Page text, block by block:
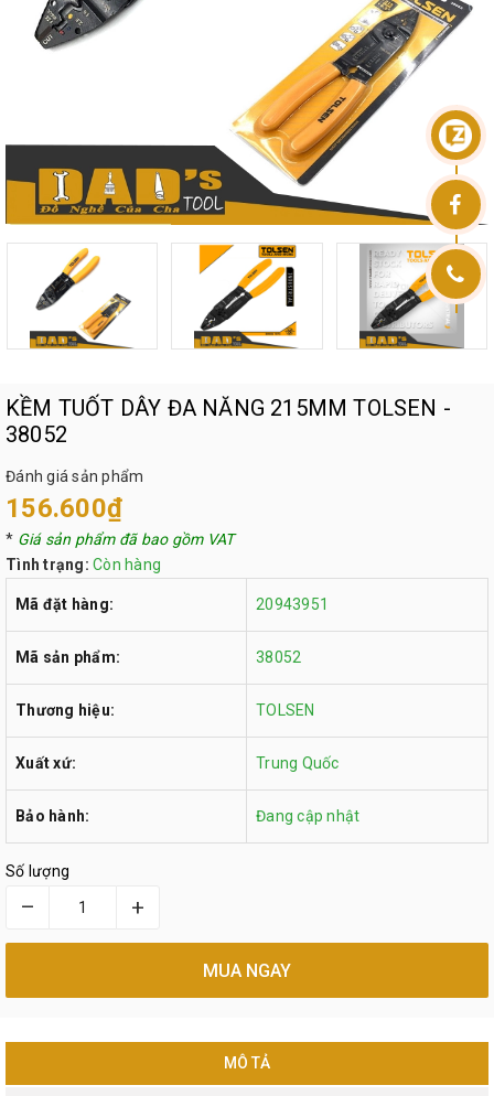
KỀM TUỐT DÂY ĐA NĂNG 215MM TOLSEN -
38052
Đánh giá sản phẩm
156.600₫
* Giá sản phẩm đã bao gồm VAT
Tình trạng: Còn hàng
Mã đặt hàng: 20943951
Mã sản phẩm: 38052
Thương hiệu: TOLSEN
Xuất xứ: Trung Quốc
Bảo hành: Đang cập nhật
Số lượng
– +
MUA NGAY
MÔ TẢ